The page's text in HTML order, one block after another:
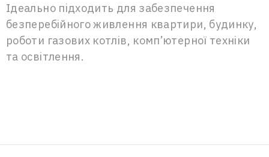
Ідеально підходить для забезпечення
безперебійного живлення квартири, будинку,
роботи газових котлів, комп’ютерної техніки
та освітлення.